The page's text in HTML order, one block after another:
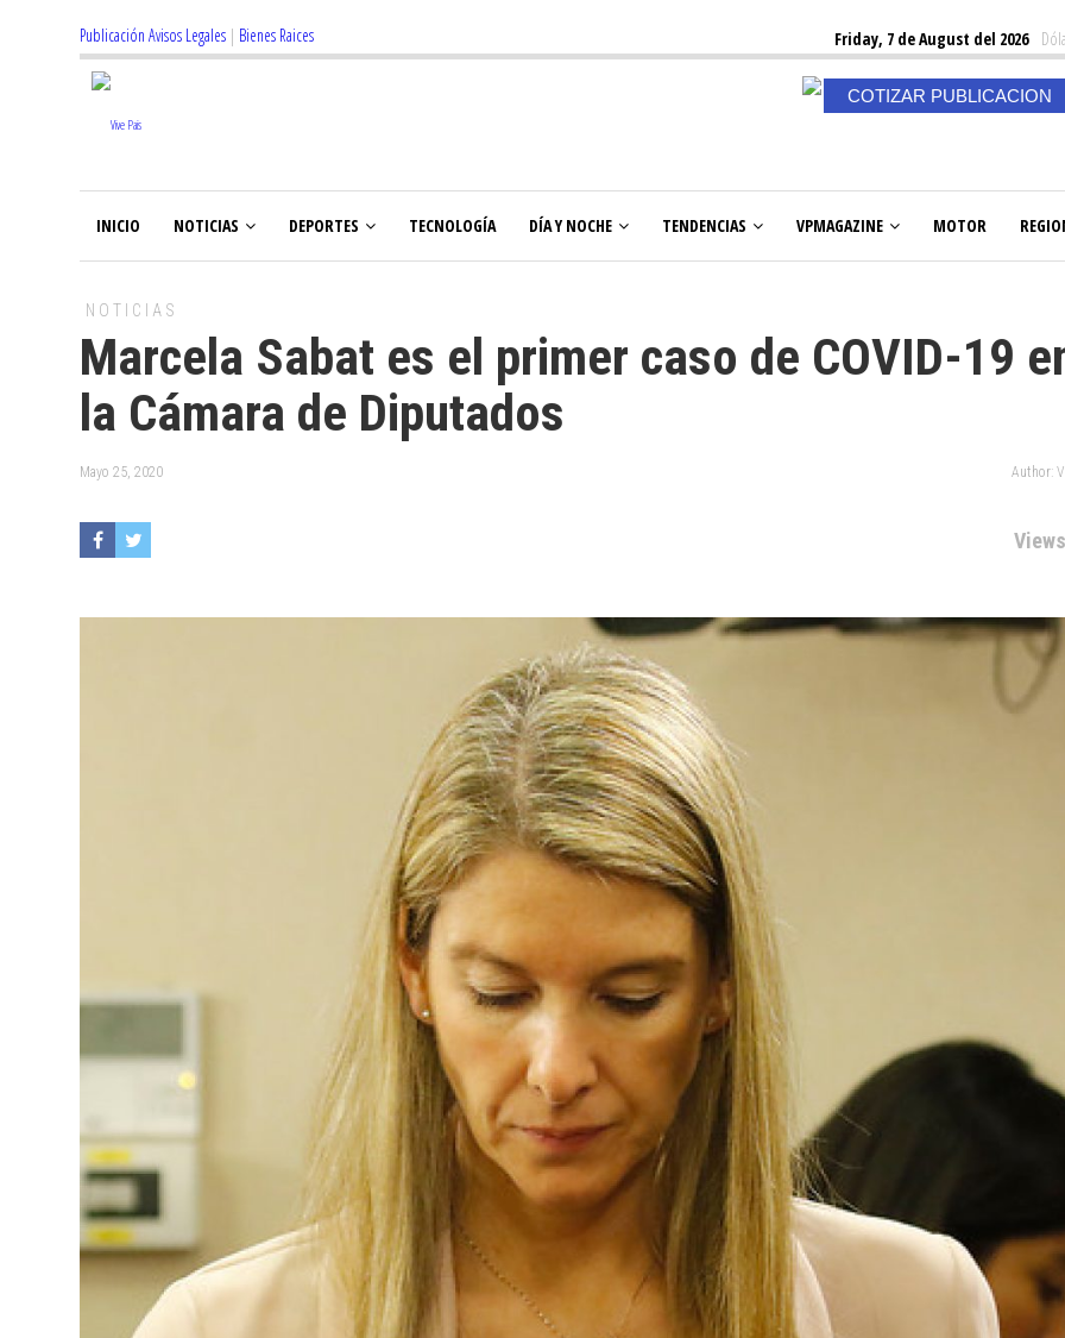
Publicación Avisos Legales | Bienes Raices Friday, 7 de August del 2026
COTIZAR PUBLICACION
INICIO NOTICIAS DEPORTES TECNOLOGÍA DÍA Y NOCHE TENDENCIAS VPMAGAZINE MOTOR
NOTICIAS
Marcela Sabat es el primer caso de COVID-19
la Cámara de Diputados
Mayo 25, 2020 Author: